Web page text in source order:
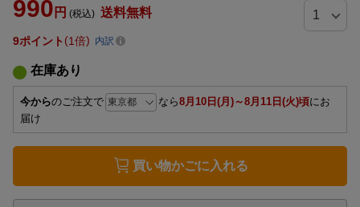
990 円 (税込) 送料無料
9ポイント 1倍 内訳
在庫あり
今からのご注文で なら8月10日(月)～8月11日(火)頃にお
届け
買い物かごに入れる